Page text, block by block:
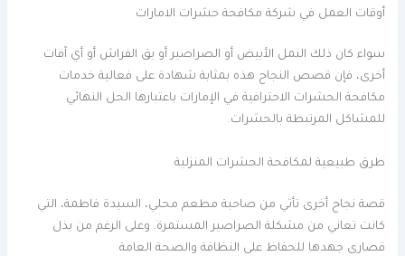
أوقات العمل في شركة مكافحة حشرات الامارات
سواء كان ذلك النمل الأبيض أو الصراصير أو بق الفراش أو أي آفات
أخرى، فإن قصص النجاح هذه بمثابة شهادة على فعالية خدمات
مكافحة الحشرات الاحترافية في الإمارات باعتبارها الحل النهائي
للمشاكل المرتبطة بالحشرات.
طرق طبيعية لمكافحة الحشرات المنزلية
قصة نجاح أخرى تأتي من صاحبة مطعم محلي، السيدة فاطمة، التي
كانت تعاني من مشكلة الصراصير المستمرة. وعلى الرغم من بذل
قصارى جهدها للحفاظ على النظافة والصحة العامة